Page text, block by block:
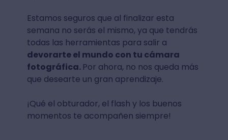
Estamos seguros que al finalizar esta
semana no serás el mismo, ya que tendrás
todas las herramientas para salir a
devorarte el mundo con tu cámara
fotográfica. Por ahora, no nos queda más
que desearte un gran aprendizaje.
¡Qué el obturador, el flash y los buenos
momentos te acompañen siempre!